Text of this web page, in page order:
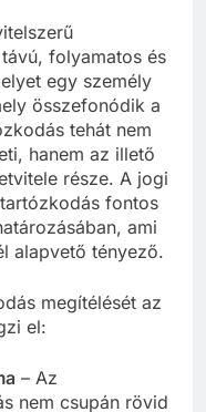
folyamatos és
egy személy
összefonódik a
tehát nem
hanem az illető
része. A jogi
fontos
ami
alapvető tényező.
megítélését az
el:
– Az
nem csupán rövid